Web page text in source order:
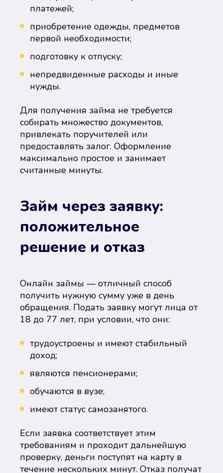
платежей;
приобретение одежды, предметов
первой необходимости;
подготовку к отпуску;
непредвиденные расходы и иные
нужды.
Для получения займа не требуется
собирать множество документов,
привлекать поручителей или
предоставлять залог. Оформление
максимально простое и занимает
считанные минуты.
Займ через заявку:
положительное
решение и отказ
Онлайн займы — отличный способ
получить нужную сумму уже в день
обращения. Подать заявку могут лица от
18 до 77 лет, при условии, что они:
трудоустроены и имеют стабильный
доход;
являются пенсионерами;
обучаются в вузе;
имеют статус самозанятого.
Если заявка соответствует этим
требованиям и проходит дальнейшую
проверку, деньги поступят на карту в
течение нескольких минут. Отказ получат